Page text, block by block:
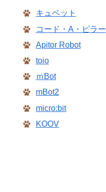
キュベット
コード・A・ピラー
Apitor Robot
toio
ｍBot
mBot2
micro:bit
KOOV